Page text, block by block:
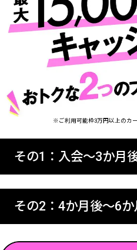
※ご利用可能枠3万円以上のカ
その1：入会〜3か月
その2：4か月後〜6